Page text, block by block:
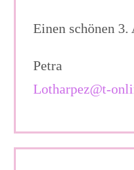
Einen schönen
Petra
Lotharpez@t-